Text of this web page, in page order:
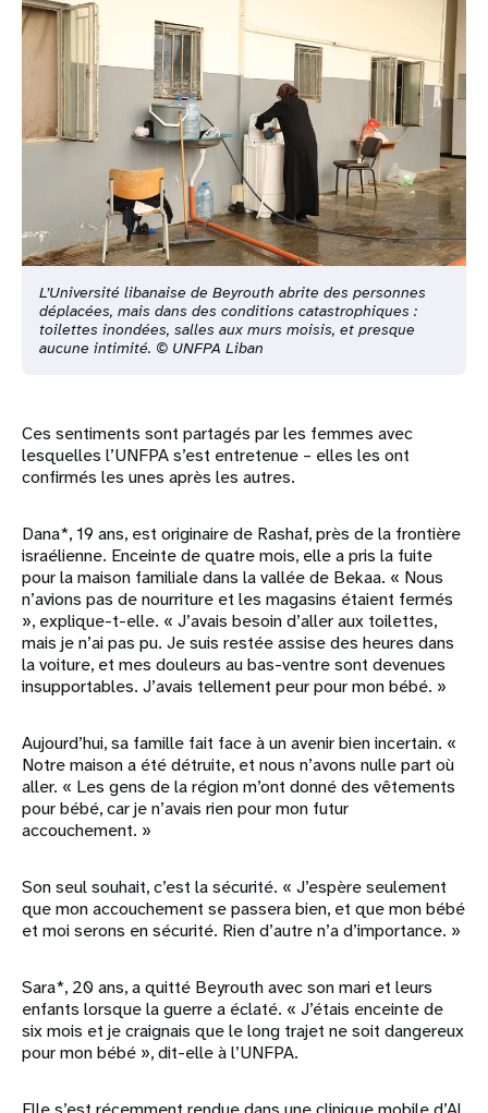
L’Université libanaise de Beyrouth abrite des personnes
déplacées, mais dans des conditions catastrophiques :
toilettes inondées, salles aux murs moisis, et presque
aucune intimité. © UNFPA Liban
Ces sentiments sont partagés par les femmes avec
lesquelles l’UNFPA s’est entretenue – elles les ont
confirmés les unes après les autres.
Dana*, 19 ans, est originaire de Rashaf, près de la frontière
israélienne. Enceinte de quatre mois, elle a pris la fuite
pour la maison familiale dans la vallée de Bekaa. « Nous
n’avions pas de nourriture et les magasins étaient fermés
», explique-t-elle. « J’avais besoin d’aller aux toilettes,
mais je n’ai pas pu. Je suis restée assise des heures dans
la voiture, et mes douleurs au bas-ventre sont devenues
insupportables. J’avais tellement peur pour mon bébé. »
Aujourd’hui, sa famille fait face à un avenir bien incertain. «
Notre maison a été détruite, et nous n’avons nulle part où
aller. « Les gens de la région m’ont donné des vêtements
pour bébé, car je n’avais rien pour mon futur
accouchement. »
Son seul souhait, c’est la sécurité. « J’espère seulement
que mon accouchement se passera bien, et que mon bébé
et moi serons en sécurité. Rien d’autre n’a d’importance. »
Sara*, 20 ans, a quitté Beyrouth avec son mari et leurs
enfants lorsque la guerre a éclaté. « J’étais enceinte de
six mois et je craignais que le long trajet ne soit dangereux
pour mon bébé », dit-elle à l’UNFPA.